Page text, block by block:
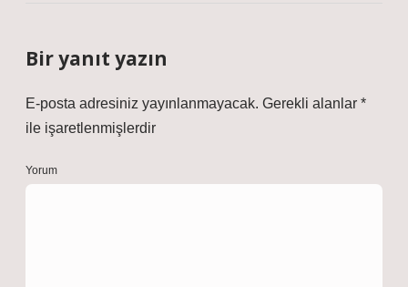
Bir yanıt yazın
E-posta adresiniz yayınlanmayacak. Gerekli alanlar *
ile işaretlenmişlerdir
Yorum